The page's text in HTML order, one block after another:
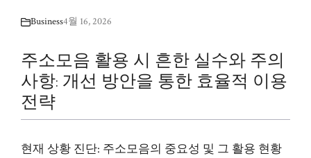
Business4월 16, 2026
주소모음 활용 시 흔한 실수와 주의
사항: 개선 방안을 통한 효율적 이용
전략
현재 상황 진단: 주소모음의 중요성 및 그 활용 현황